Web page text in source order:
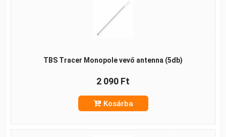
TBS Tracer Monopole vevő antenna (5db)
2 090 Ft
Kosárba